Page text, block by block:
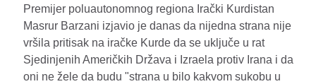
Premijer poluautonomnog regiona Irački Kurdistan
Masrur Barzani izjavio je danas da nijedna strana nije
vršila pritisak na iračke Kurde da se uključe u rat
Sjedinjenih Američkih Država i Izraela protiv Irana i da
oni ne žele da budu "strana u bilo kakvom sukobu u